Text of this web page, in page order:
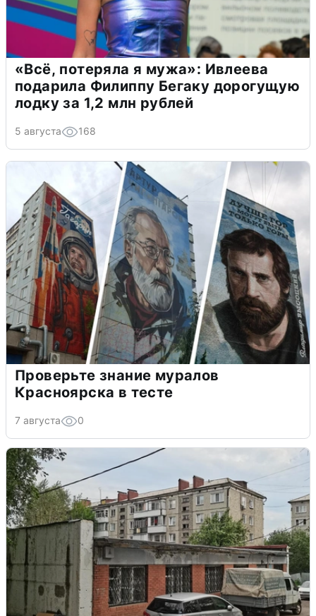
«Всё, потеряла я мужа»: Ивлеева
подарила Филиппу Бегаку дорогущую
лодку за 1,2 млн рублей
5 августа 168
Проверьте знание муралов
Красноярска в тесте
7 августа 0